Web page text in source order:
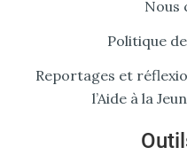
Nous
Politique
Reportages et
l’Aide à la